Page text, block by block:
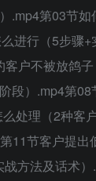
.mp4第03节
进行（5步骤
户不被放鸽
段）.mp4第
处理（2种客
11节客户提
方法及话术